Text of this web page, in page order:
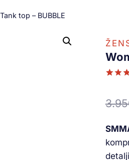
top – BUBBLE
na